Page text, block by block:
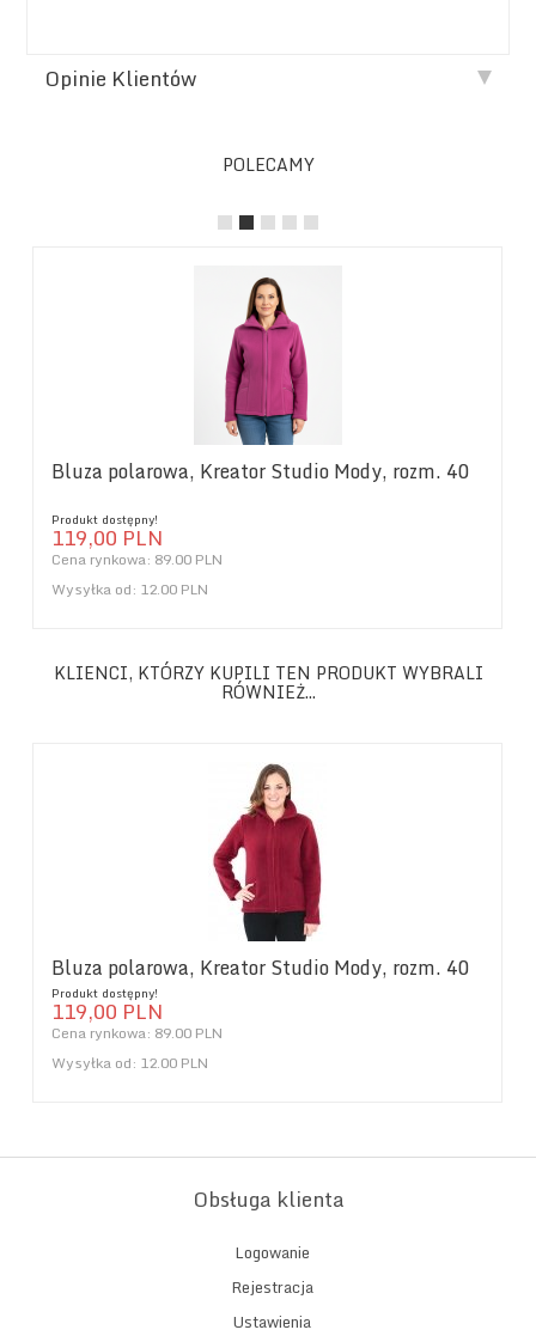
Opinie Klientów
POLECAMY
Bluza polarowa, Kreator Studio Mody, rozm. 40
Produkt dostępny!
119,00 PLN
Cena rynkowa: 89.00 PLN
Wysyłka od: 12.00 PLN
KLIENCI, KTÓRZY KUPILI TEN PRODUKT WYBRALI
RÓWNIEŻ...
Bluza polarowa, Kreator Studio Mody, rozm. 40
Produkt dostępny!
119,00 PLN
Cena rynkowa: 89.00 PLN
Wysyłka od: 12.00 PLN
Obsługa klienta
Logowanie
Rejestracja
Ustawienia